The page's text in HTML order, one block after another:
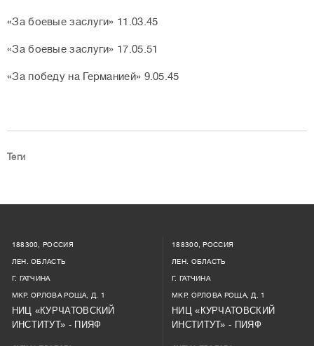
«За боевые заслуги» 11.03.45
«За боевые заслуги» 17.05.51
«За победу на Германией» 9.05.45
Теги
188300, РОССИЯ
ЛЕН. ОБЛАСТЬ
Г. ГАТЧИНА
МКР. ОРЛОВА РОЩА, Д. 1
НИЦ «КУРЧАТОВСКИЙ
ИНСТИТУТ» - ПИЯФ
188300, РОССИЯ
ЛЕН. ОБЛАСТЬ
Г. ГАТЧИНА
МКР. ОРЛОВА РОЩА, Д. 1
НИЦ «КУРЧАТОВСКИЙ
ИНСТИТУТ» - ПИЯФ